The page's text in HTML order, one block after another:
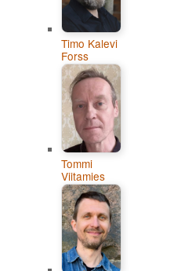
Timo Kalevi
Forss
Tommi
Viitamies